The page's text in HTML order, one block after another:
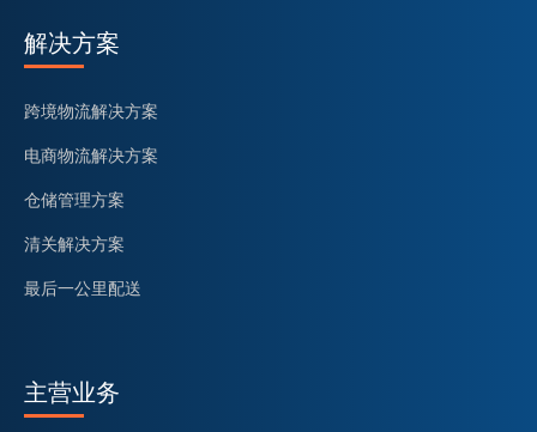
解决方案
跨境物流解决方案
电商物流解决方案
仓储管理方案
清关解决方案
最后一公里配送
主营业务